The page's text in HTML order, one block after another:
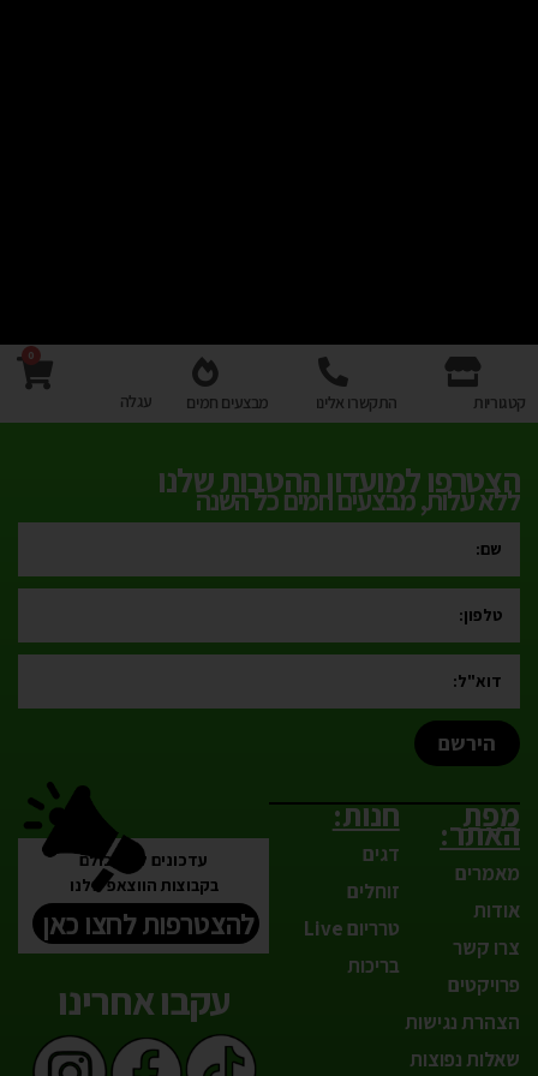
קטגוריות התקשרו אלינו מבצעים חמים
0
עגלה
הצטרפו למועדון ההטבות שלנו
ללא עלות, מבצעים חמים כל השנה
הירשם
מפת
האתר:
מאמרים
אודות
צרו קשר
פרויקטים
הצהרת נגישות
שאלות נפוצות
חנות:
דגים
זוחלים
טרריום Live
בריכות
עדכונים לפני כולם
בקבוצות הווצאפ שלנו
להצטרפות לחצו כאן
עקבו אחרינו